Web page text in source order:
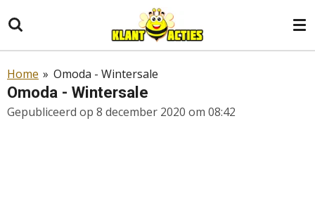
direct
naar
hoofdinhoud
Home » Omoda - Wintersale
Omoda - Wintersale
Gepubliceerd op 8 december 2020 om 08:42